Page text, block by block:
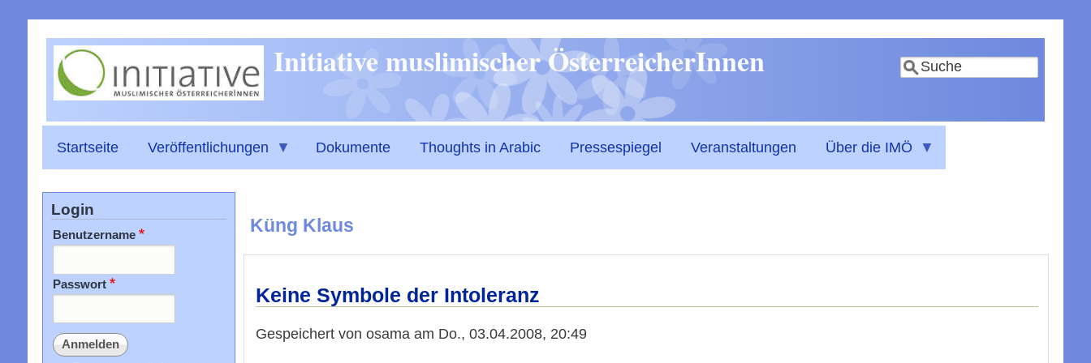
zum
Inhalt
Suche
Initiative muslimischer ÖsterreicherInnen
Startseite Veröffentlichungen Dokumente Thoughts in Arabic Pressespiegel Veranstaltungen Über die IMÖ
Küng Klaus
Keine Symbole der Intoleranz
Gespeichert von osamaam Do., 03.04.2008, 20:49
Login
Benutzername
Passwort